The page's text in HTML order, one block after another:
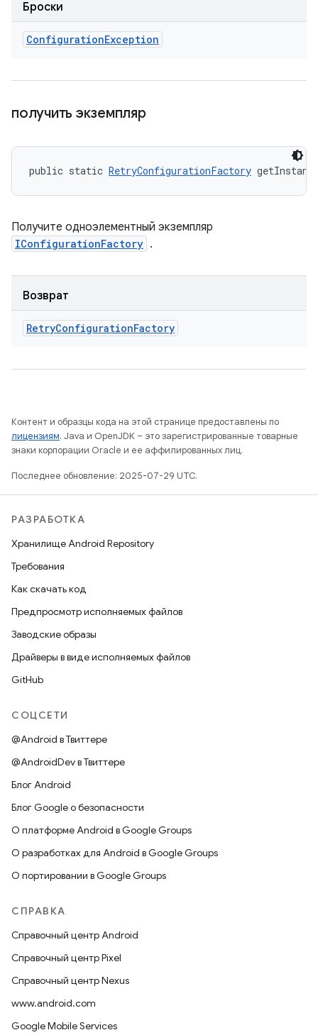
Броски
ConfigurationException
получить экземпляр
public static RetryConfigurationFactory
Получите одноэлементный экземпляр
IConfigurationFactory .
Возврат
RetryConfigurationFactory
Контент и образцы кода на этой странице предоставлены по
лицензиям. Java и OpenJDK – это зарегистрированные товарные
знаки корпорации Oracle и ее аффилированных лиц.
Последнее обновление: 2025-07-29 UTC.
РАЗРАБОТКА
Хранилище Android Repository
Требования
Как скачать код
Предпросмотр исполняемых файлов
Заводские образы
Драйверы в виде исполняемых файлов
GitHub
СОЦСЕТИ
@Android в Твиттере
@AndroidDev в Твиттере
Блог Android
Блог Google о безопасности
О платформе Android в Google Groups
О разработках для Android в Google Groups
О портировании в Google Groups
СПРАВКА
Справочный центр Android
Справочный центр Pixel
Справочный центр Nexus
www.android.com
Google Mobile Services